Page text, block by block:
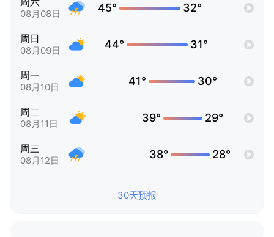
08月08日 45° 32°
周日
08月09日 44° 31°
周一
08月10日 41° 30°
周二
08月11日 39° 29°
周三
08月12日 38° 28°
30天预报